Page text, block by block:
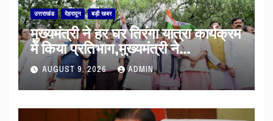
उत्तराखंड देहरादून बड़ी खबर
मुख्यमंत्री ने हर घर तिरंगा यात्रा कार्यक्रम
में किया प्रतिभाग,मुख्यमंत्री ने
प्रदेशवासियों से स्वतंत्रता दिवस पर अपने
घरों में तिरंगा फहराने का किया आवाह्न
AUGUST 9, 2026 ADMIN